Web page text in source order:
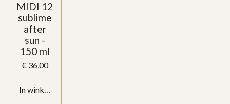
MIDI 12
sublime
after
sun -
150 ml
€ 36,00
In winkelwagen